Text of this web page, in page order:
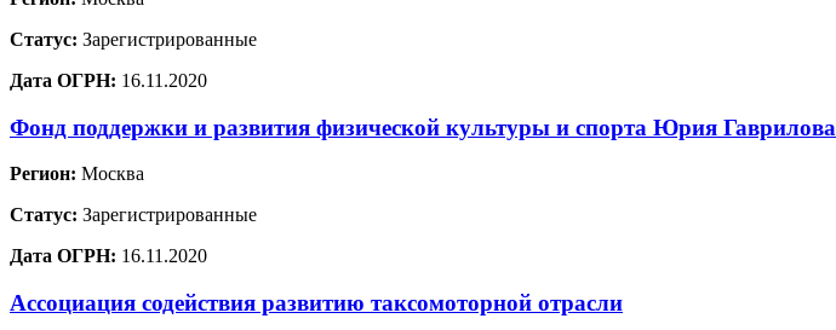
Статус: Зарегистрированные
Дата ОГРН: 16.11.2020
Фонд поддержки и развития физической культуры и спорта Юрия Гаврилова
Регион: Москва
Статус: Зарегистрированные
Дата ОГРН: 16.11.2020
Ассоциация содействия развитию таксомоторной отрасли